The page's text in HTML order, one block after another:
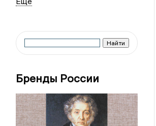
Бренды России